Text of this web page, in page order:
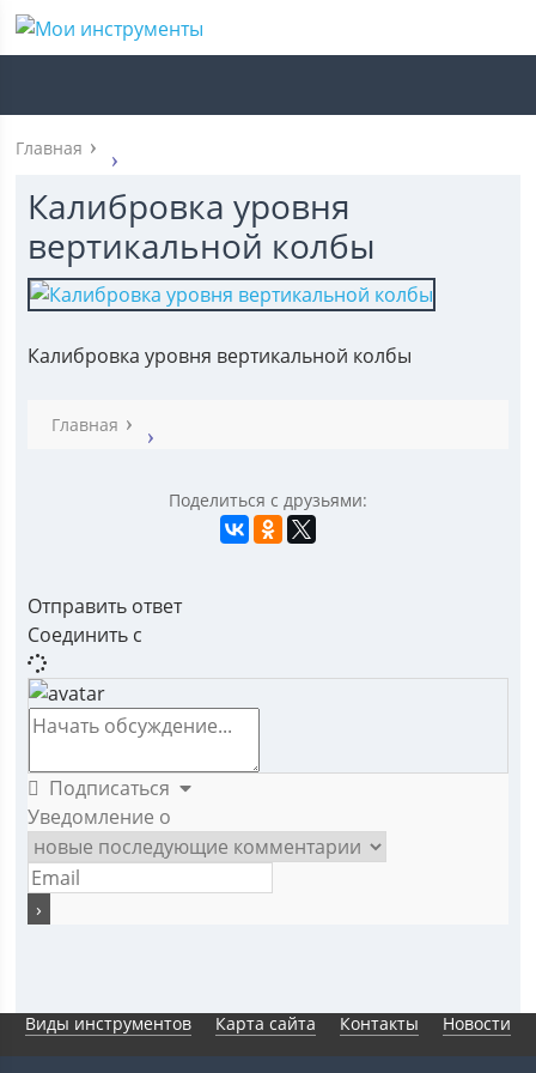
Главная
Калибровка уровня
вертикальной колбы
Калибровка уровня вертикальной колбы
Главная
Поделиться с друзьями:
Отправить ответ
Соединить с
Подписаться
Уведомление о
Виды инструментов Карта сайта Контакты Новости